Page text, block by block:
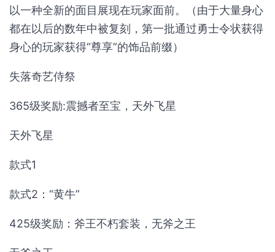
以一种全新的面目展现在玩家面前。（由于大量身心
都在以后的数年中被复刻，第一批通过勇士令状获得
身心的玩家获得“尊享”的饰品前缀）
失落奇艺侍祭
365级奖励:震撼者至宝，天外飞星
天外飞星
款式1
款式2：“黄牛”
425级奖励：斧王不朽套装，无斧之王